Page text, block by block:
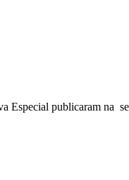
Especial publicaram na